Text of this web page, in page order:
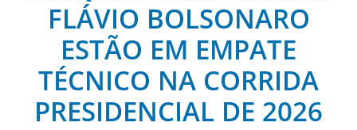
FLÁVIO BOLSONARO
ESTÃO EM EMPATE
TÉCNICO NA CORRIDA
PRESIDENCIAL DE 2026